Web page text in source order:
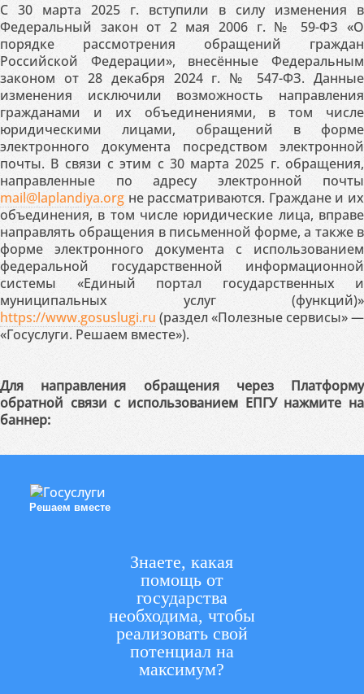
С 30 марта 2025 г. вступили в силу изменения в
Федеральный закон от 2 мая 2006 г. № 59-ФЗ «О
порядке рассмотрения обращений граждан
Российской Федерации», внесённые Федеральным
законом от 28 декабря 2024 г. № 547-ФЗ. Данные
изменения исключили возможность направления
гражданами и их объединениями, в том числе
юридическими лицами, обращений в форме
электронного документа посредством электронной
почты. В связи с этим с 30 марта 2025 г. обращения,
направленные по адресу электронной почты
mail@laplandiya.org не рассматриваются. Граждане и их
объединения, в том числе юридические лица, вправе
направлять обращения в письменной форме, а также в
форме электронного документа с использованием
федеральной государственной информационной
системы «Единый портал государственных и
муниципальных услуг (функций)»
https://www.gosuslugi.ru (раздел «Полезные сервисы» —
«Госуслуги. Решаем вместе»).
Для направления обращения через Платформу
обратной связи с использованием ЕПГУ нажмите на
баннер:
Решаем вместе
Знаете, какая
помощь от
государства
необходима, чтобы
реализовать свой
потенциал на
максимум?